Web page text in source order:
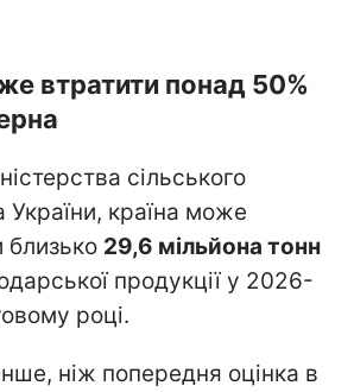
втратити понад 50%
сільського
України, країна може
близько 29,6 мільйона тонн
продукції у 2026-
році.
ніж попередня оцінка в